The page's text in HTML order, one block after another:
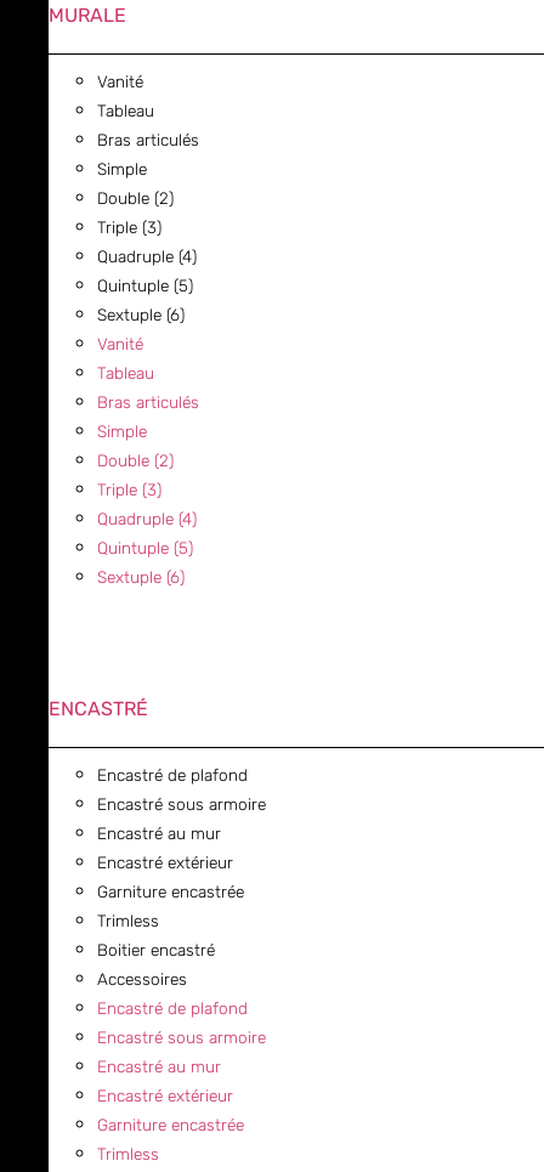
MURALE
Vanité
Tableau
Bras articulés
Simple
Double (2)
Triple (3)
Quadruple (4)
Quintuple (5)
Sextuple (6)
Vanité
Tableau
Bras articulés
Simple
Double (2)
Triple (3)
Quadruple (4)
Quintuple (5)
Sextuple (6)
ENCASTRÉ
Encastré de plafond
Encastré sous armoire
Encastré au mur
Encastré extérieur
Garniture encastrée
Trimless
Boitier encastré
Accessoires
Encastré de plafond
Encastré sous armoire
Encastré au mur
Encastré extérieur
Garniture encastrée
Trimless